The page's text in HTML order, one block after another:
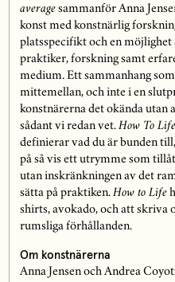
averagesammanför Anna
konst med konstnärlig
platsspecifikt och en
praktiker, forskning samt
medium. Ett sammanhang
mittemellan, och inte i en
konstnärerna det okända utan
sådant vi redan vet. How To Life
definierar vad du är bunden
på så vis ett utrymme som
utan inskränkningen av det
sätta på praktiken. How to Life
shirts, avokado, och att skriva
rumsliga förhållanden.
Om konstnärerna
Anna Jensen och Andrea